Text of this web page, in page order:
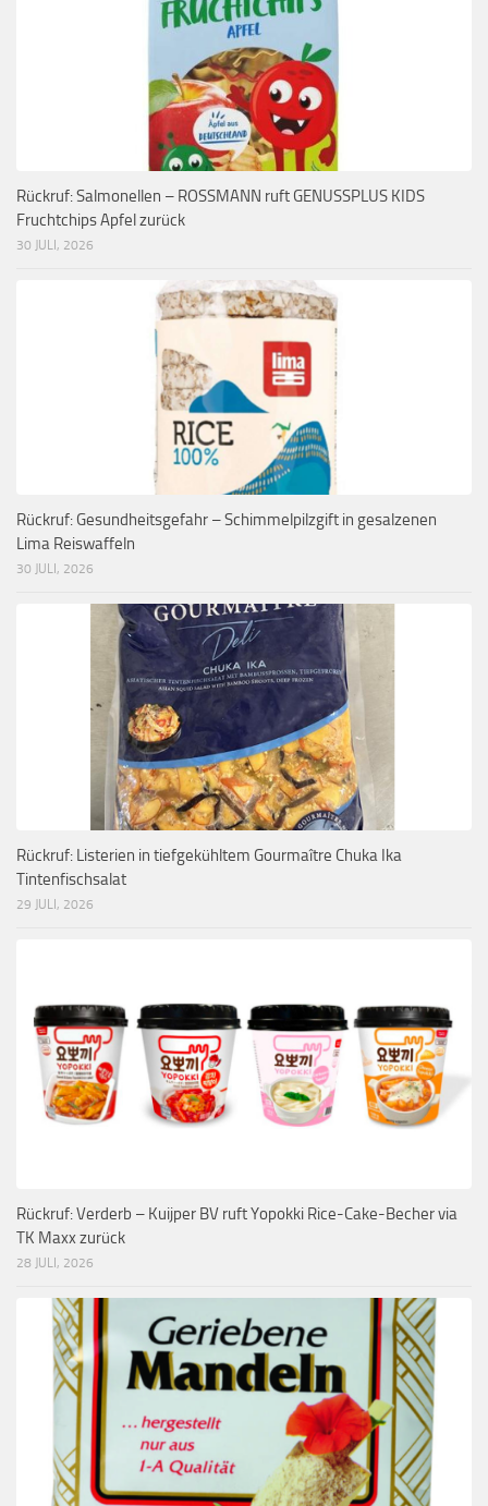
Rückruf: Salmonellen – ROSSMANN ruft GENUSSPLUS KIDS
Fruchtchips Apfel zurück
30 JULI, 2026
Rückruf: Gesundheitsgefahr – Schimmelpilzgift in gesalzenen
Lima Reiswaffeln
30 JULI, 2026
Rückruf: Listerien in tiefgekühltem Gourmaître Chuka Ika
Tintenfischsalat
29 JULI, 2026
Rückruf: Verderb – Kuijper BV ruft Yopokki Rice-Cake-Becher via
TK Maxx zurück
28 JULI, 2026